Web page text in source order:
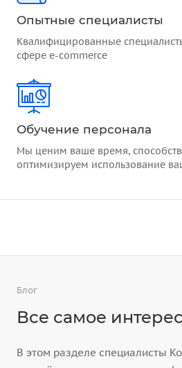
Опытные специалисты
Квалифицированные
сфере e-commerce
Обучение персонала
Мы ценим ваше время,
оптимизируем использование
Блог
Все самое
В этом разделе специалисты